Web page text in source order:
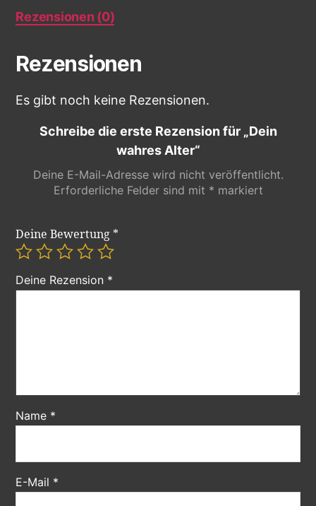
Rezensionen (0)
Rezensionen
Es gibt noch keine Rezensionen.
Schreibe die erste Rezension für „Dein
wahres Alter“
Deine E-Mail-Adresse wird nicht veröffentlicht.
Erforderliche Felder sind mit * markiert
Deine Bewertung *
Deine Rezension *
Name *
E-Mail *